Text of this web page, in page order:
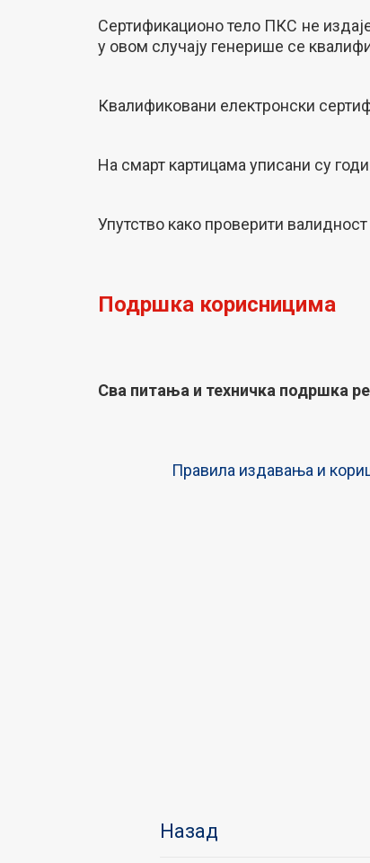
Сертификационо тело ПКС не
у овом случају генерише се
Квалификовани електронски
На смарт картицама уписани су
Упутство како проверити
Подршка корисницима
Сва питања и техничка подршка
Правила издавања и
Назад